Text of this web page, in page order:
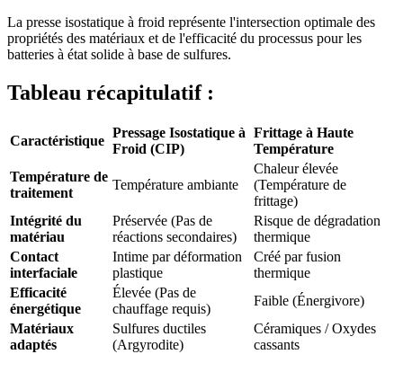
La presse isostatique à froid représente l'intersection optimale des
propriétés des matériaux et de l'efficacité du processus pour les
batteries à état solide à base de sulfures.
Tableau récapitulatif :
Caractéristique
Pressage Isostatique à
Froid (CIP)
Frittage à Haute
Température
Température de
traitement
Température ambiante
Chaleur élevée
(Température de
frittage)
Intégrité du
matériau
Préservée (Pas de
réactions secondaires)
Risque de dégradation
thermique
Contact
interfaciale
Intime par déformation
plastique
Créé par fusion
thermique
Efficacité
énergétique
Élevée (Pas de
chauffage requis)
Faible (Énergivore)
Matériaux
adaptés
Sulfures ductiles
(Argyrodite)
Céramiques / Oxydes
cassants